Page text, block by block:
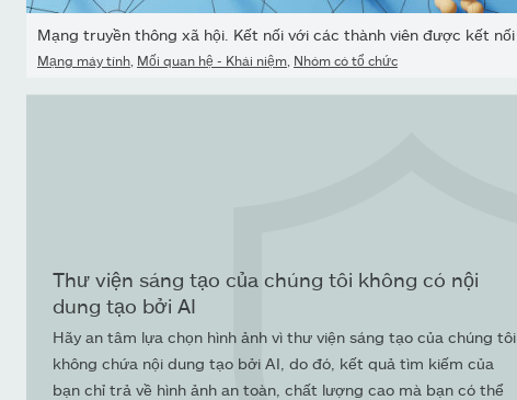
Mạng truyền thông xã hội. Kết nối với các thành viên được kết nối
Mạng máy tính Mối quan hệ - Khái niệm Nhóm có tổ chức
Thư viện sáng tạo của chúng tôi không có nội
dung tạo bởi AI
Hãy an tâm lựa chọn hình ảnh vì thư viện sáng tạo của chúng tôi
không chứa nội dung tạo bởi AI, do đó, kết quả tìm kiếm của
bạn chỉ trả về hình ảnh an toàn, chất lượng cao mà bạn có thể